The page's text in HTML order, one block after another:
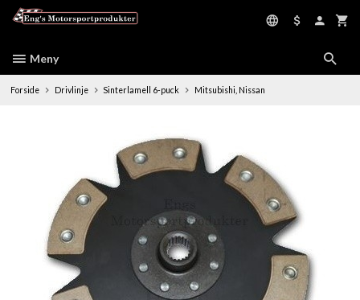
Meny
Forside Drivlinje Sinterlamell 6-puck Mitsubishi, Nissan